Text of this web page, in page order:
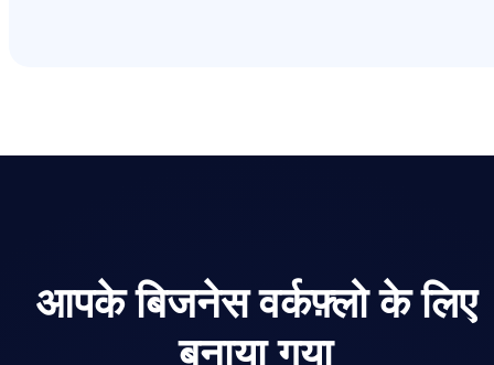
आपके बिजनेस वर्कफ़्लो के लिए
बनाया गया